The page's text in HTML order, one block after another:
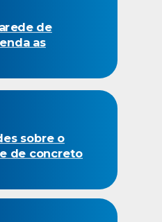
de
as
sobre o
de concreto